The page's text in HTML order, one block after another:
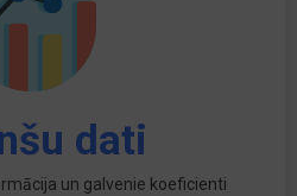
dati
un galvenie koeficienti